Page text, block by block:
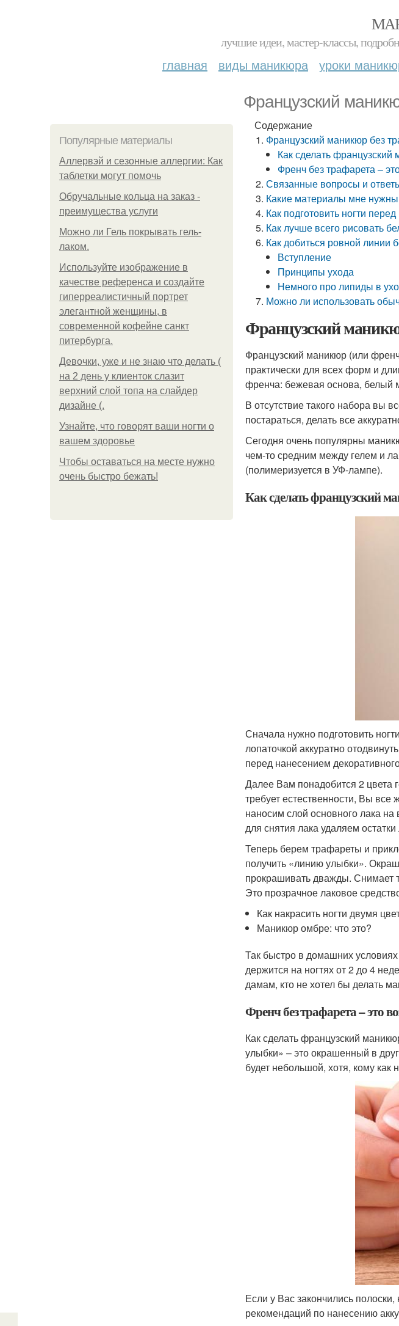
лучшие идеи, мастер-классы,
главная виды маникюра уроки
Французский
Популярные материалы
Аллервэй и сезонные аллергии: Как
таблетки могут помочь
Обручальные кольца на заказ -
преимущества услуги
Можно ли Гель покрывать гель-
лаком.
Используйте изображение в
качестве референса и создайте
гиперреалистичный портрет
элегантной женщины, в
современной кофейне санкт
питербурга.
Девочки, уже и не знаю что делать (
на 2 день у клиенток слазит
верхний слой топа на слайдер
дизайне (.
Узнайте, что говорят ваши ногти о
вашем здоровье
Чтобы оставаться на месте нужно
очень быстро бежать!
Содержание
Французский маникюр без
Как сделать французский
Френч без трафарета –
Связанные вопросы и
Какие материалы мне
Как подготовить ногти
Как лучше всего рисовать
Как добиться ровной линии
Вступление
Принципы ухода
Немного про липиды в
Можно ли использовать
Французский
Французский маникюр (или
практически для всех форм и
френча: бежевая основа, белый
В отсутствие такого набора вы
постараться, делать все
Сегодня очень популярны
чем-то средним между гелем и
(полимеризуется в УФ-лампе).
Как сделать французский
Сначала нужно подготовить
лопаточкой аккуратно
перед нанесением
Далее Вам понадобится 2 цвета
требует естественности, Вы
наносим слой основного лака
для снятия лака удаляем остатки
Теперь берем трафареты и
получить «линию улыбки».
прокрашивать дважды. Снимает
Это прозрачное лаковое
Как накрасить ногти двумя
Маникюр омбре: что это?
Так быстро в домашних
держится на ногтях от 2 до 4
дамам, кто не хотел бы делать
Френч без трафарета – это
Как сделать французский
улыбки» – это окрашенный в
будет небольшой, хотя, кому как
Если у Вас закончились
рекомендаций по нанесению